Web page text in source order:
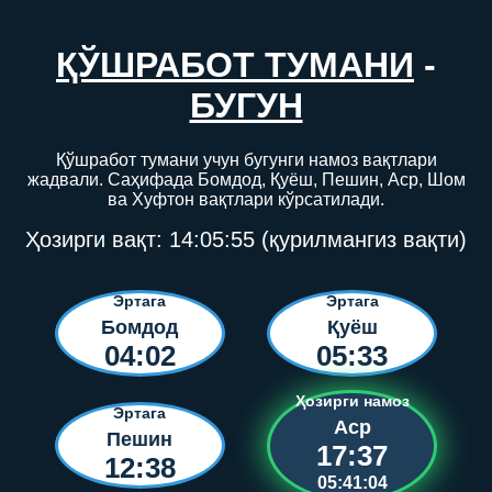
ҚЎШРАБОТ ТУМАНИ -
БУГУН
Қўшработ тумани учун бугунги намоз вақтлари
жадвали. Саҳифада Бомдод, Қуёш, Пешин, Аср, Шом
ва Хуфтон вақтлари кўрсатилади.
Ҳозирги вақт: 14:05:56 (қурилмангиз вақти)
Эртага
Бомдод
04:02
Эртага
Қуёш
05:33
Эртага
Пешин
12:38
Ҳозирги намоз
Аср
17:37
05:41:03